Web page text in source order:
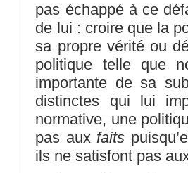
pas échappé à ce
de lui : croire que la
sa propre vérité ou
politique telle que
importante de sa
distinctes qui lui
normative, une
pas auxfaits
ils ne satisfont pas